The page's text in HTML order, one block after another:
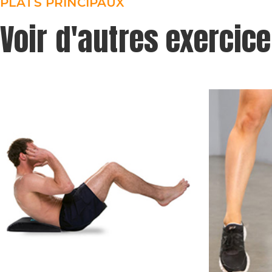
Voir d'autres